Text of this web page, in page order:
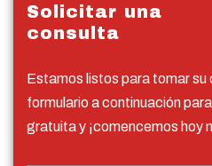
Solicitar una
consulta
Estamos listos para tomar su
formulario a continuación
gratuita y ¡comencemos hoy